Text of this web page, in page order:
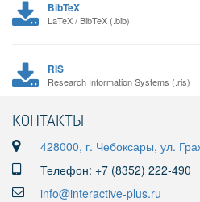
BibTeX
LaTeX / BibTeX (.bib)
RIS
Research Information Systems (.ris)
КОНТАКТЫ
428000, г. Чебоксары, ул.
Телефон: +7 (8352) 222-490
info@interactive-plus.ru